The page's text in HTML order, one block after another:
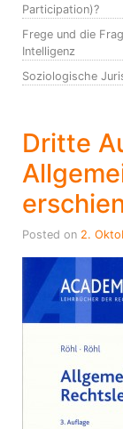
Participation)?
Frege und die
Intelligenz
Soziologische
Dritte
Posted on 2.